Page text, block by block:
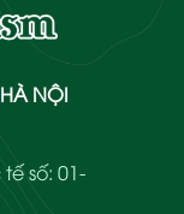
NỘI
số: 01-